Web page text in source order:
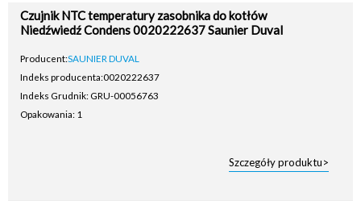
Czujnik NTC temperatury zasobnika do kotłów
Niedźwiedź Condens 0020222637 Saunier Duval
Producent:SAUNIER DUVAL
Indeks producenta:0020222637
Indeks Grudnik: GRU-00056763
Opakowania: 1
Szczegóły produktu>